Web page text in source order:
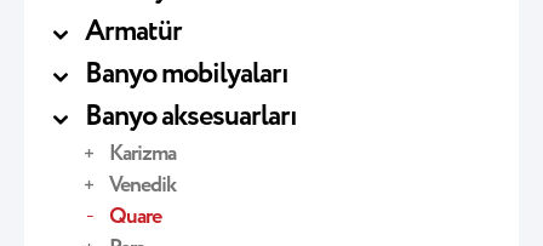
Armatür
Banyo mobilyaları
Banyo aksesuarları
Karizma
Venedik
Quare